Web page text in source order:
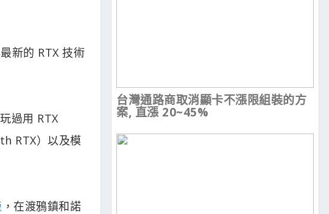
新的 RTX 技術
過用 RTX
RTX）以及模
，在渡鴉鎮和諾
台灣通路商取消顯卡不漲限組裝的方
案, 直漲 20~45%